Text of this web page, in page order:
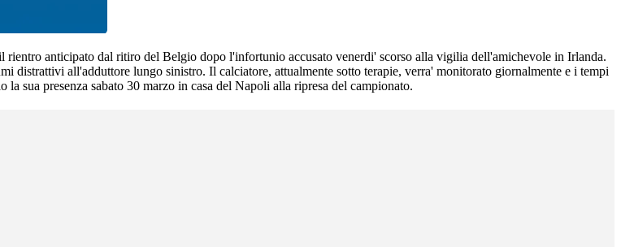
anticipato dal ritiro del Belgio dopo l'infortunio accusato venerdi' scorso alla vigilia dell'amichevole in Irlanda.
distrattivi all'adduttore lungo sinistro. Il calciatore, attualmente sotto terapie, verra' monitorato giornalmente e i tempi
sua presenza sabato 30 marzo in casa del Napoli alla ripresa del campionato.